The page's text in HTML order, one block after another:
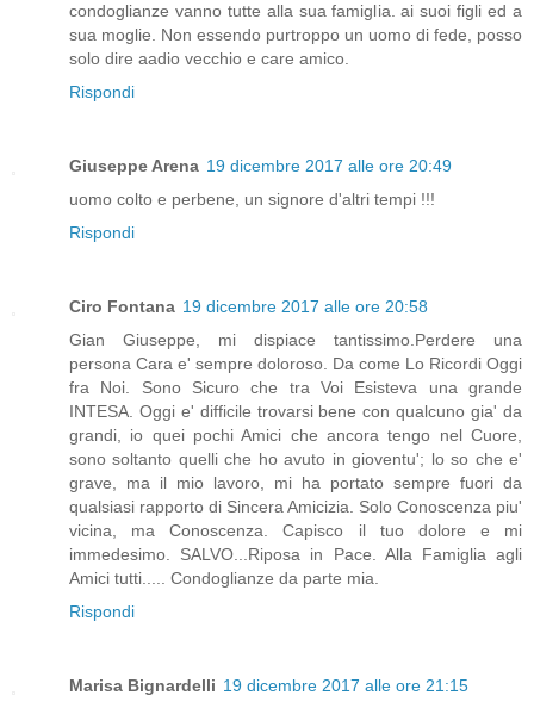
condoglianze vanno tutte alla sua famiglia. ai suoi figli ed a
sua moglie. Non essendo purtroppo un uomo di fede, posso
solo dire aadio vecchio e care amico.
Rispondi
Giuseppe Arena 19 dicembre 2017 alle ore 20:49
uomo colto e perbene, un signore d'altri tempi !!!
Rispondi
Ciro Fontana 19 dicembre 2017 alle ore 20:58
Gian Giuseppe, mi dispiace tantissimo.Perdere una
persona Cara e' sempre doloroso. Da come Lo Ricordi Oggi
fra Noi. Sono Sicuro che tra Voi Esisteva una grande
INTESA. Oggi e' difficile trovarsi bene con qualcuno gia' da
grandi, io quei pochi Amici che ancora tengo nel Cuore,
sono soltanto quelli che ho avuto in gioventu'; lo so che e'
grave, ma il mio lavoro, mi ha portato sempre fuori da
qualsiasi rapporto di Sincera Amicizia. Solo Conoscenza piu'
vicina, ma Conoscenza. Capisco il tuo dolore e mi
immedesimo. SALVO...Riposa in Pace. Alla Famiglia agli
Amici tutti..... Condoglianze da parte mia.
Rispondi
Marisa Bignardelli 19 dicembre 2017 alle ore 21:15